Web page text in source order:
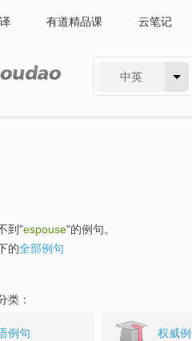
有道精品课 云笔记
中英
到"espouse"的例句。
的全部例句
类：
例句 权威